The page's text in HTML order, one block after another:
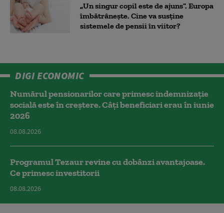
„Un singur copil este de ajuns”. Europa
îmbătrânește. Cine va susține
sistemele de pensii în viitor?
DIGI ECONOMIC
Numărul pensionarilor care primesc indemnizaţie
socială este în creștere. Câți beneficiari erau în iunie
2026
08.08.2026
Programul Tezaur revine cu dobânzi avantajoase.
Ce primesc investitorii
08.08.2026